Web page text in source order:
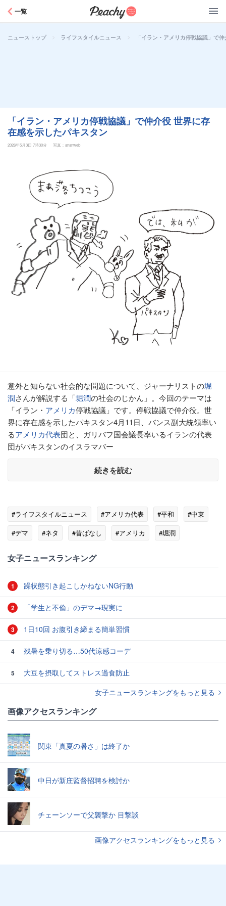
一覧
ニューストップ > ライフスタイルニュース > 「イラン・アメリカ停戦協議」で
「イラン・アメリカ停戦協議」で仲介役 世界に存
在感を示したパキスタン
2026年5月3日 7時30分 写真：ananweb
意外と知らない社会的な問題について、ジャーナリストの堀
潤さんが解説する「堀潤の社会のじかん」。今回のテーマは
「イラン・ アメリカ停戦協議」です。停戦協議で仲介役。世
界に存在感を示したパキスタン4月11日、バンス副大統領率い
るアメリカ代表団と、ガリバフ国会議長率いるイランの代表
団がパキスタンのイスラマバー
続きを読む
#ライフスタイルニュース #アメリカ代表 #平和
#中東
#デマ
#ネタ #昔ばなし #アメリカ #堀潤
女子ニュースランキング
1 躁状態引き起こしかねないNG行動
2 「学生と不倫」のデマ→現実に
3 1日10回 お腹引き締まる簡単習慣
4 残暑を乗り切る…50代涼感コーデ
5
大豆を摂取してストレス過食防止
女子ニュースランキングをもっと見る
画像アクセスランキング
関東「真夏の暑さ」は終了か
中日が新庄監督招聘を検討か
チェーンソーで父襲撃か 目撃談
画像アクセスランキングをもっと見る